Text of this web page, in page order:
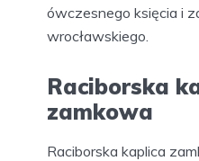
ówczesnego księcia i
wrocławskiego.
Raciborska
zamkowa
Raciborska kaplica